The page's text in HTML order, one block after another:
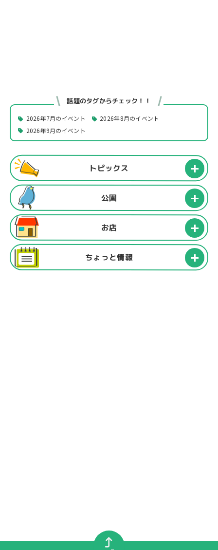
話題のタグからチェック！！
2026年7月のイベント
2026年8月のイベント
2026年9月のイベント
トピックス
公園
お店
ちょっと情報